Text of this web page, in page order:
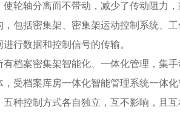
轮轴分离而不带动，减少了传动阻力
包括密集架、密集架运动控制系统、
行数据和控制信号的传输。
档案密集架智能化、一体化管理，集
受档案库房一体化智能管理系统一体
种控制方式各自独立，互不影响，且